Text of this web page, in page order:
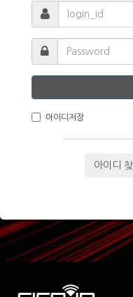
아이디저장
아이디 찾